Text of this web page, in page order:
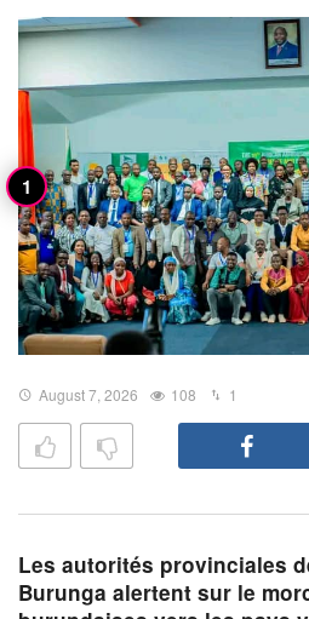
August 7, 2026 108 1
Les autorités provinciales
Burunga alertent sur le